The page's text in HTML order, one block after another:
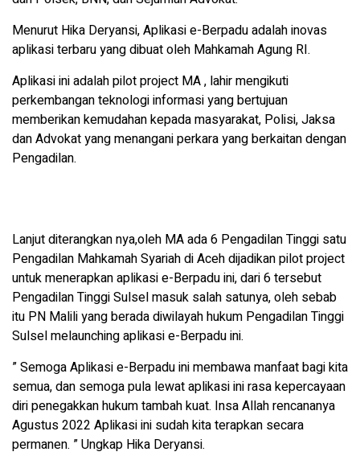
Menurut Hika Deryansi, Aplikasi e-Berpadu adalah inovas
aplikasi terbaru yang dibuat oleh Mahkamah Agung RI.
Aplikasi ini adalah pilot project MA , lahir mengikuti
perkembangan teknologi informasi yang bertujuan
memberikan kemudahan kepada masyarakat, Polisi, Jaksa
dan Advokat yang menangani perkara yang berkaitan dengan
Pengadilan.
Lanjut diterangkan nya,oleh MA ada 6 Pengadilan Tinggi satu
Pengadilan Mahkamah Syariah di Aceh dijadikan pilot project
untuk menerapkan aplikasi e-Berpadu ini, dari 6 tersebut
Pengadilan Tinggi Sulsel masuk salah satunya, oleh sebab
itu PN Malili yang berada diwilayah hukum Pengadilan Tinggi
Sulsel melaunching aplikasi e-Berpadu ini.
” Semoga Aplikasi e-Berpadu ini membawa manfaat bagi kita
semua, dan semoga pula lewat aplikasi ini rasa kepercayaan
diri penegakkan hukum tambah kuat. Insa Allah rencananya
Agustus 2022 Aplikasi ini sudah kita terapkan secara
permanen. ” Ungkap Hika Deryansi.